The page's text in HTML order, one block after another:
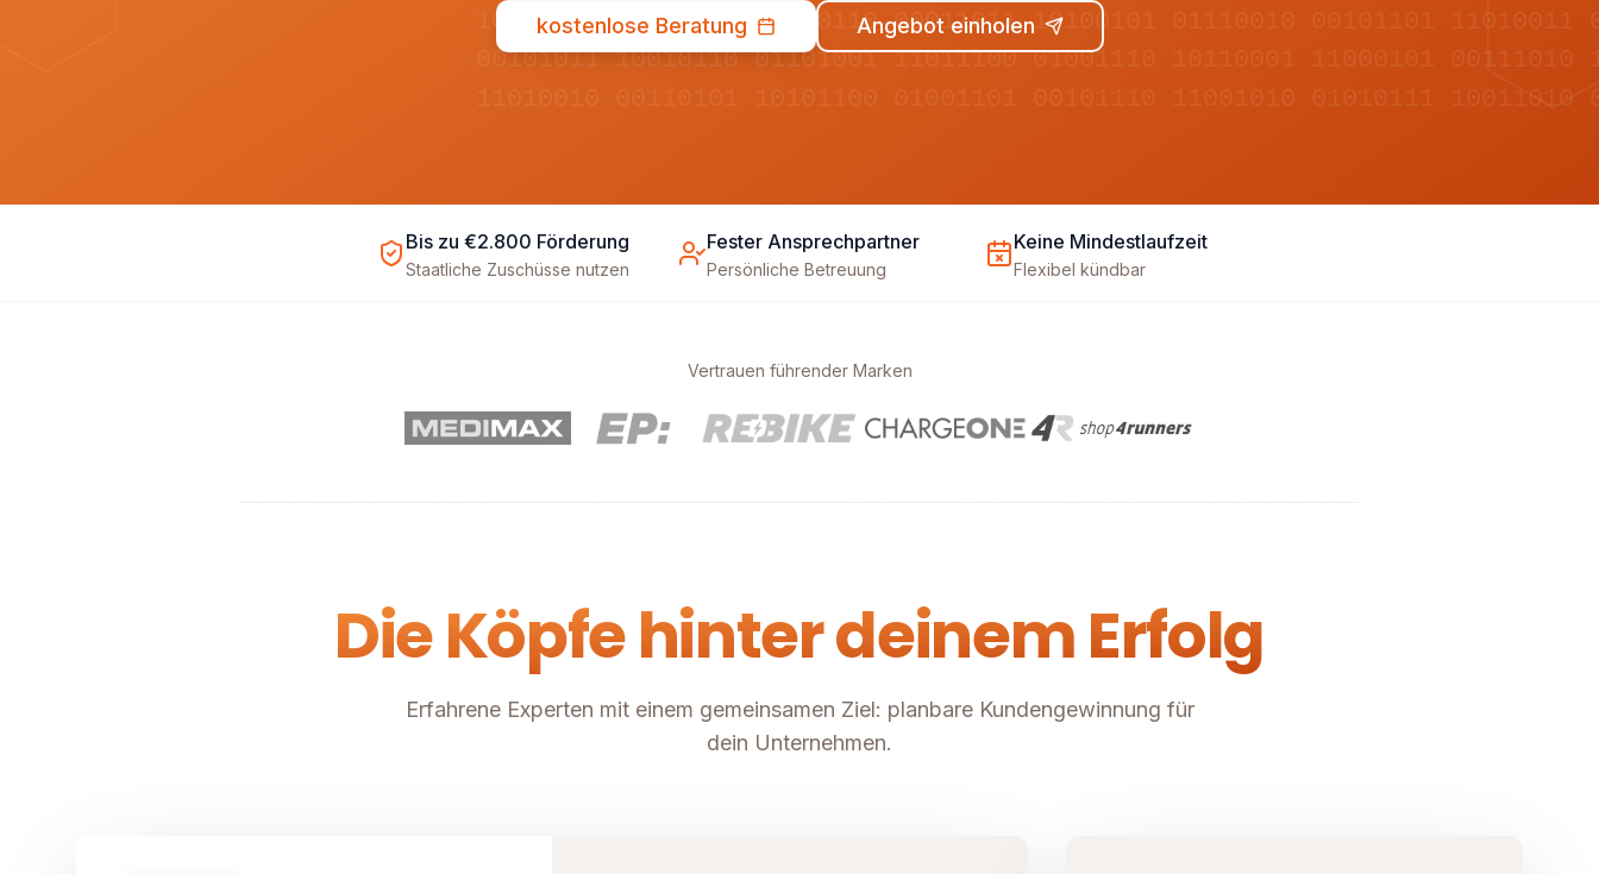
10110100 01011001 11100110 00011011 10100101 01110010 00101101 11010011
00101011 10010110 01101001 11011100 01001110 10110001 11000101 00111010
11010010 00110101 10101100 01001101 00101110 11001010 01010111 10011010
kostenlose Beratung Angebot einholen
Bis zu €2.800 Förderung
Staatliche Zuschüsse nutzen
Fester Ansprechpartner
Persönliche Betreuung
Keine Mindestlaufzeit
Flexibel kündbar
Vertrauen führender Marken
Die Köpfe hinter deinem Erfolg
Erfahrene Experten mit einem gemeinsamen Ziel: planbare Kundengewinnung für
dein Unternehmen.